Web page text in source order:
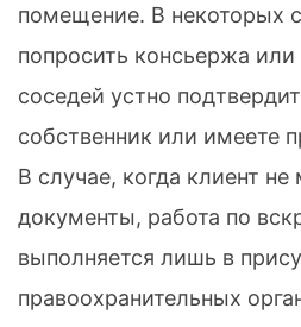
помещение. В некоторых
попросить консьержа
соседей устно
собственник или имеете
В случае, когда клиент
документы, работа по
выполняется лишь в
правоохранительных